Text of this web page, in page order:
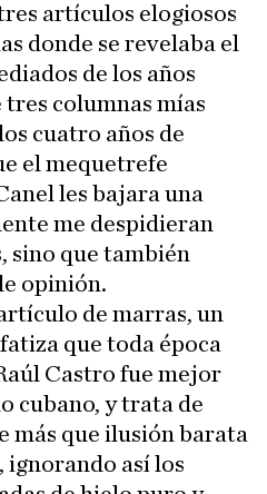
artículos elogiosos
donde se revelaba el
de los años
columnas mías
cuatro años de
el mequetrefe
les bajara una
me despidieran
sino que también
opinión.
de marras, un
que toda época
Castro fue mejor
cubano, y trata de
más que ilusión barata
ignorando así los